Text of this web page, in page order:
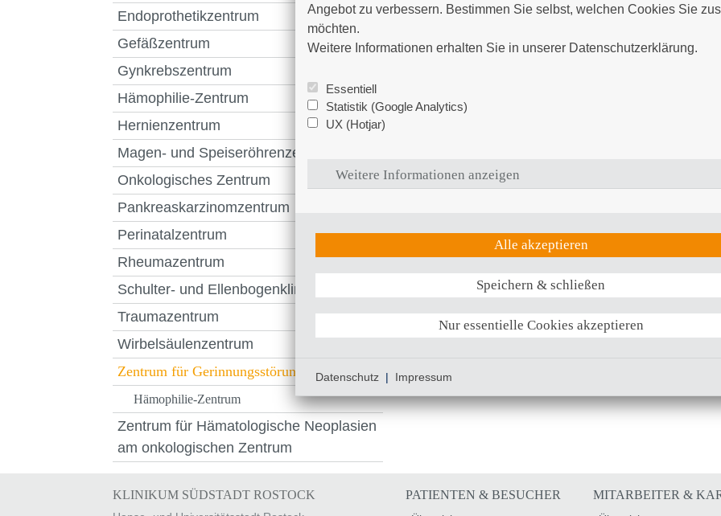
Endoprothetikzentrum
Gefäßzentrum
Gynkrebszentrum
Hämophilie-Zentrum
Hernienzentrum
Magen- und Speiseröhrenzentrum
Onkologisches Zentrum
Pankreaskarzinomzentrum
Perinatalzentrum
Rheumazentrum
Schulter- und Ellenbogenklinik
Traumazentrum
Wirbelsäulenzentrum
Zentrum für Gerinnungsstörungen
Hämophilie-Zentrum
Zentrum für Hämatologische Neoplasien
am onkologischen Zentrum
KLINIKUM SÜDSTADT ROSTOCK PATIENTEN & BESUCHER MITARBEITER &
Angebot zu verbessern. Bestimmen Sie selbst, welchen Cookies Sie
möchten.
Weitere Informationen erhalten Sie in unserer Datenschutzerklärung.
Essentiell
Statistik (Google Analytics)
UX (Hotjar)
Weitere Informationen anzeigen
Alle akzeptieren
Speichern & schließen
Nur essentielle Cookies akzeptieren
Datenschutz | Impressum